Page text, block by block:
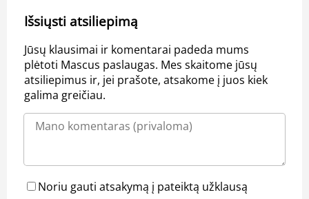
Išsiųsti atsiliepimą
Jūsų klausimai ir komentarai padeda mums
plėtoti Mascus paslaugas. Mes skaitome jūsų
atsiliepimus ir, jei prašote, atsakome į juos kiek
galima greičiau.
Noriu gauti atsakymą į pateiktą užklausą